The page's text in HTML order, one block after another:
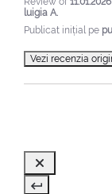
luigia A.
Publicat inițial pe
Vezi recenzia